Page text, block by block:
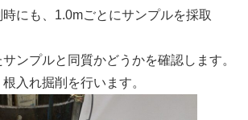
にも、1.0mごとにサンプルを採取
ンプルと同質かどうかを確認します。
入れ掘削を行います。